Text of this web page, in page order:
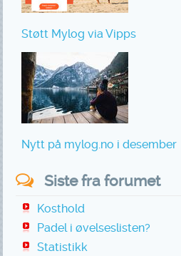
Støtt Mylog via Vipps
Nytt på mylog.no i desember
Siste fra forumet
Kosthold
Padel i øvelseslisten?
Statistikk